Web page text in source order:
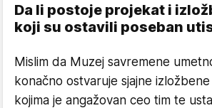
Da li postoje projekat i
koji su ostavili poseban
Mislim da Muzej savremene
konačno ostvaruje sjajne
kojima je angažovan ceo tim te